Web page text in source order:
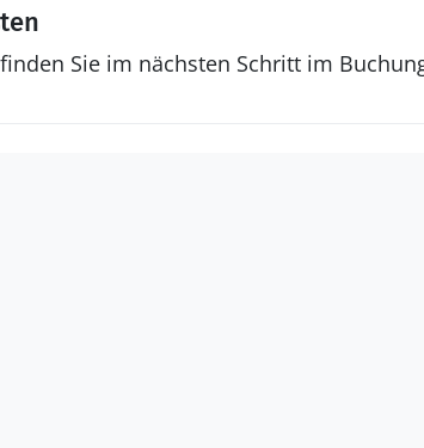
Sie im nächsten Schritt im